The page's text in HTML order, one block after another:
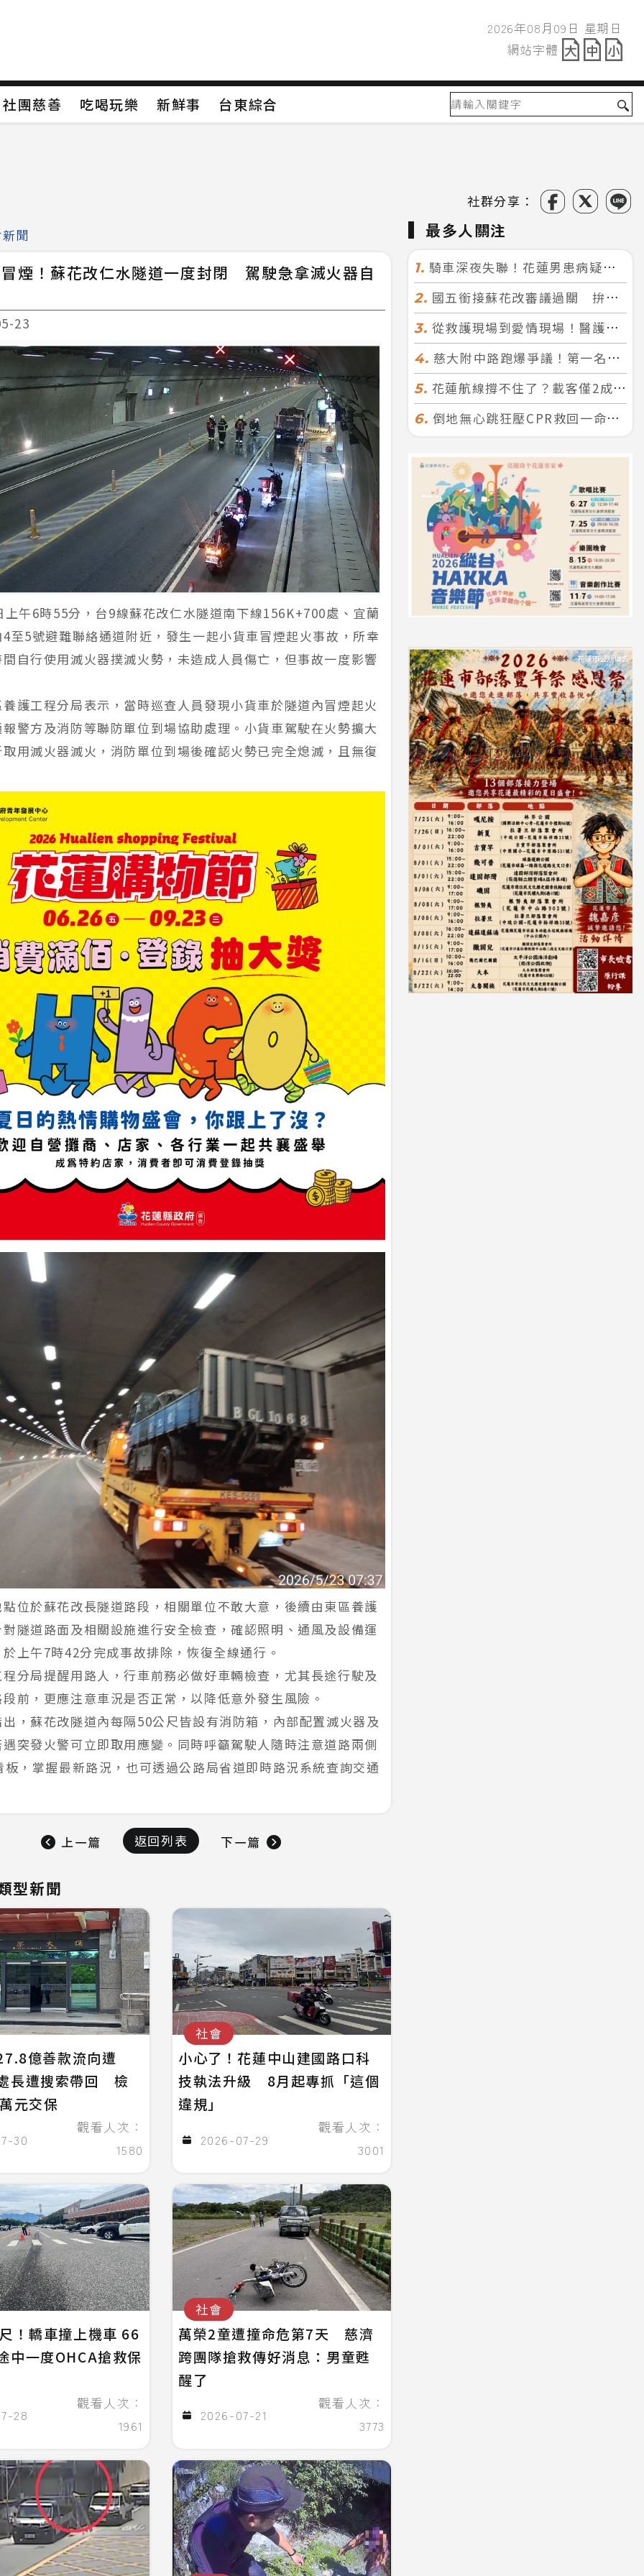
2026年08月09日
網站字體
社團慈善 吃喝玩樂 新鮮事
台東綜合
社群分享：
聞
煙！蘇花改仁水隧道一度封閉 駕駛急拿滅火器自
23
上午6時55分，台9線蘇花改仁水隧道南下線156K+700處、宜蘭
至5號避難聯絡通道附近，發生一起小貨車冒煙起火事故，所幸
自行使用滅火器撲滅火勢，未造成人員傷亡，但事故一度影響
護工程分局表示，當時巡查人員發現小貨車於隧道內冒煙起火
警方及消防等聯防單位到場協助處理。小貨車駕駛在火勢擴大
用滅火器滅火，消防單位到場後確認火勢已完全熄滅，且無復
位於蘇花改長隧道路段，相關單位不敢大意，後續由東區養護
隧道路面及相關設施進行安全檢查，確認照明、通風及設備運
上午7時42分完成事故排除，恢復全線通行。
分局提醒用路人，行車前務必做好車輛檢查，尤其長途行駛及
前，更應注意車況是否正常，以降低意外發生風險。
，蘇花改隧道內每隔50公尺皆設有消防箱，內部配置滅火器及
突發火警可立即取用應變。同時呼籲駕駛人隨時注意道路兩側
板，掌握最新路況，也可透過公路局省道即時路況系統查詢交通
上一篇 返回列表 下一篇
型新聞
億善款流向遭
長遭搜索帶回 檢
元交保
30
觀看人次：
1580
社會
小心了！花蓮中山建國路口科
技執法升級 8月起專抓「這個
違規」
2026-07-29
觀看人次：
3001
！轎車撞上機車 66
中一度OHCA搶救保
28
觀看人次：
1961
社會
萬榮2童遭撞命危第7天 慈濟
跨團隊搶救傳好消息：男童甦
醒了
2026-07-21
觀看人次：
3773
最多人關注
1. 騎車深夜失聯！花蓮男患病疑迷途 警徒步百米急尋救回一命
2. 國五銜接蘇花改審議過關 拚明年七月前開工！台北花蓮2小時生活圈成形
3. 從救護現場到愛情現場！醫護×消防浪漫聯誼 32人配對成功5對
4. 慈大附中路跑爆爭議！第一名遭拔又改並列 家長怒：難以接受
5. 花蓮航線撐不住了？載客僅2成、年虧7000萬 華信喊：真的快飛不下去
6. 倒地無心跳狂壓CPR救回一命！警手傷撕裂仍不放手 竟救到藝人何篤霖哥哥
2026年08月09日 星期日
網站字體
社團慈善 吃喝玩樂 新鮮事 台東綜合